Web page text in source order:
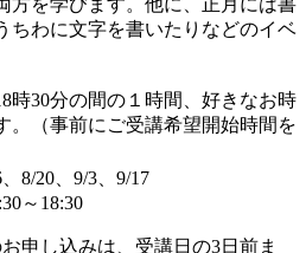
ちわに文字を書いたりなどのイベ
時30分の間の１時間、好きなお時
。（事前にご受講希望開始時間を
8/20、9/3、9/17
～18:30
申し込みは、受講日の3日前ま